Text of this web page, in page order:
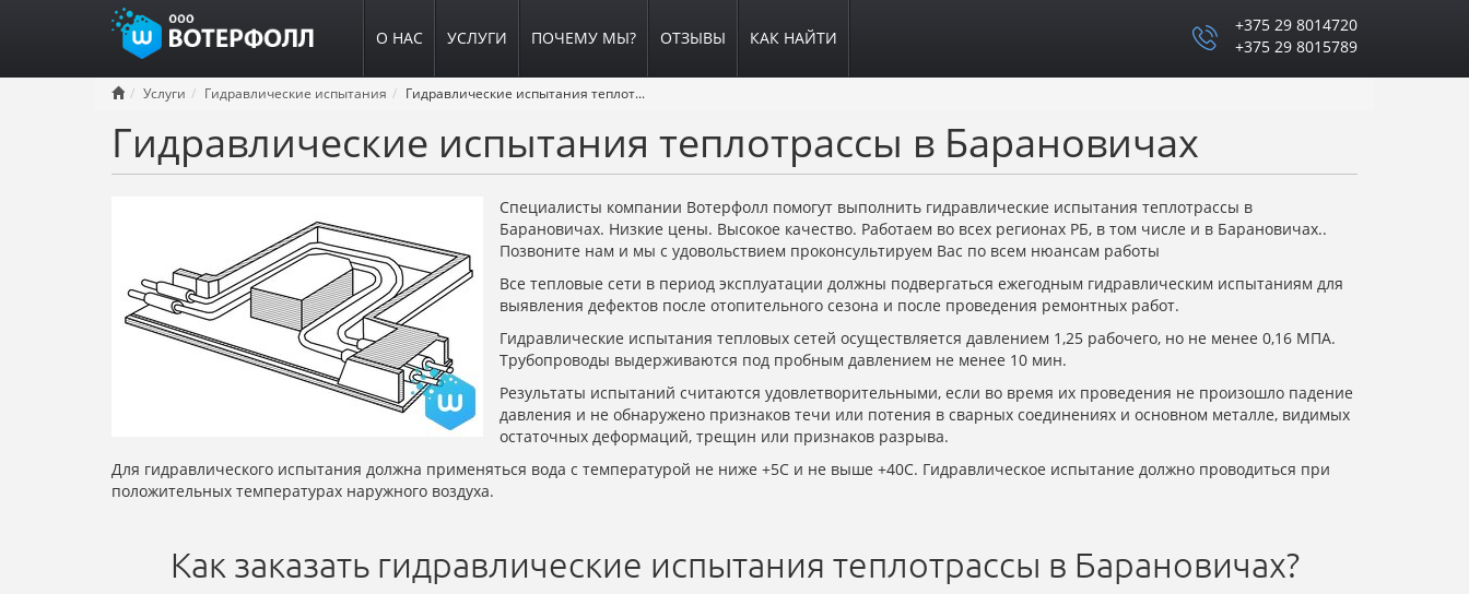
О НАС УСЛУГИ ПОЧЕМУ МЫ? ОТЗЫВЫ КАК НАЙТИ
+375 29 8014720
+375 29 8015789
Услуги Гидравлические испытания Гидравлические испытания теплотрассы
Гидравлические испытания теплотрассы в Барановичах
Специалисты компании Вотерфолл помогут выполнить гидравлические испытания теплотрассы в
Барановичах. Низкие цены. Высокое качество. Работаем во всех регионах РБ, в том числе и в Барановичах..
Позвоните нам и мы с удовольствием проконсультируем Вас по всем нюансам работы
Все тепловые сети в период эксплуатации должны подвергаться ежегодным гидравлическим испытаниям для
выявления дефектов после отопительного сезона и после проведения ремонтных работ.
Гидравлические испытания тепловых сетей осуществляется давлением 1,25 рабочего, но не менее 0,16 МПА.
Трубопроводы выдерживаются под пробным давлением не менее 10 мин.
Результаты испытаний считаются удовлетворительными, если во время их проведения не произошло падение
давления и не обнаружено признаков течи или потения в сварных соединениях и основном металле, видимых
остаточных деформаций, трещин или признаков разрыва.
Для гидравлического испытания должна применяться вода с температурой не ниже +5С и не выше +40С. Гидравлическое испытание должно проводиться при
положительных температурах наружного воздуха.
Как заказать гидравлические испытания теплотрассы в Барановичах?